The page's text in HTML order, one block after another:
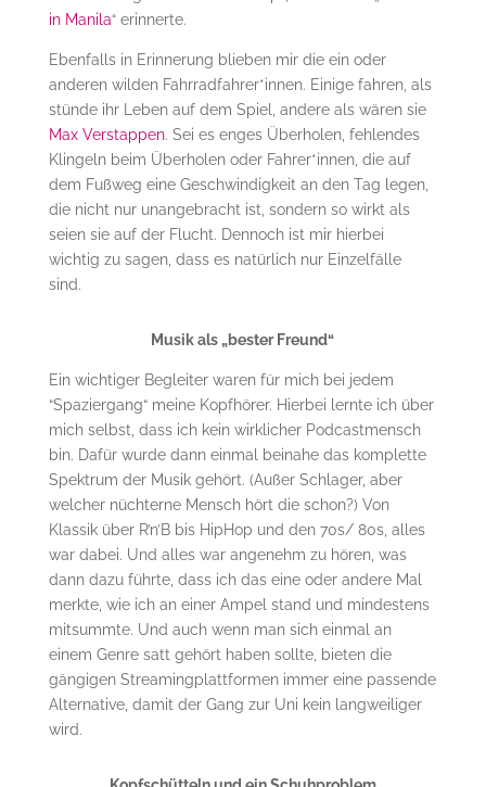
in Manila“ erinnerte.
Ebenfalls in Erinnerung blieben mir die ein oder
anderen wilden Fahrradfahrer*innen. Einige fahren, als
stünde ihr Leben auf dem Spiel, andere als wären sie
Max Verstappen. Sei es enges Überholen, fehlendes
Klingeln beim Überholen oder Fahrer*innen, die auf
dem Fußweg eine Geschwindigkeit an den Tag legen,
die nicht nur unangebracht ist, sondern so wirkt als
seien sie auf der Flucht. Dennoch ist mir hierbei
wichtig zu sagen, dass es natürlich nur Einzelfälle
sind.
Musik als „bester Freund“
Ein wichtiger Begleiter waren für mich bei jedem
“Spaziergang“ meine Kopfhörer. Hierbei lernte ich über
mich selbst, dass ich kein wirklicher Podcastmensch
bin. Dafür wurde dann einmal beinahe das komplette
Spektrum der Musik gehört. (Außer Schlager, aber
welcher nüchterne Mensch hört die schon?) Von
Klassik über R’n’B bis HipHop und den 70s/ 80s, alles
war dabei. Und alles war angenehm zu hören, was
dann dazu führte, dass ich das eine oder andere Mal
merkte, wie ich an einer Ampel stand und mindestens
mitsummte. Und auch wenn man sich einmal an
einem Genre satt gehört haben sollte, bieten die
gängigen Streamingplattformen immer eine passende
Alternative, damit der Gang zur Uni kein langweiliger
wird.